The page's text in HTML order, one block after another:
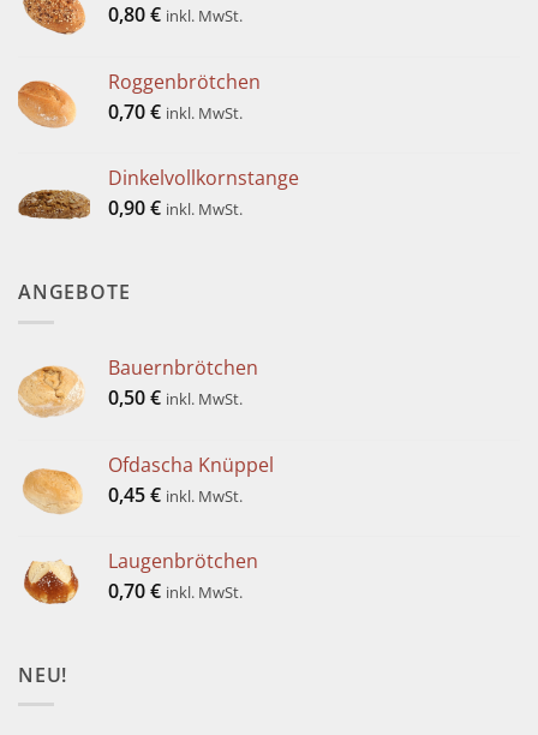
0,80€ inkl. MwSt.
Roggenbrötchen
0,70€ inkl. MwSt.
Dinkelvollkornstange
0,90€ inkl. MwSt.
ANGEBOTE
Bauernbrötchen
0,50€ inkl. MwSt.
Ofdascha Knüppel
0,45€ inkl. MwSt.
Laugenbrötchen
0,70€ inkl. MwSt.
NEU!